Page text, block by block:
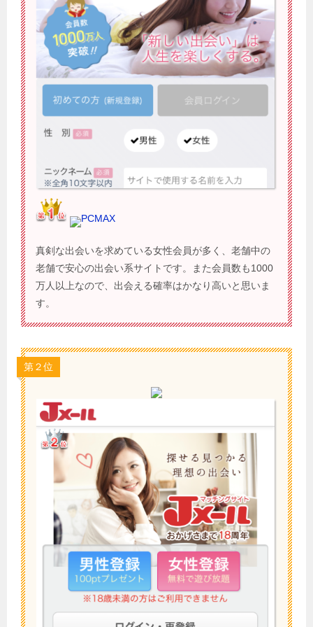
PCMAX
真剣な出会いを求めている女性会員が多く、老舗中の
老舗で安心の出会い系サイトです。また会員数も1000
万人以上なので、出会える確率はかなり高いと思いま
す。
第２位